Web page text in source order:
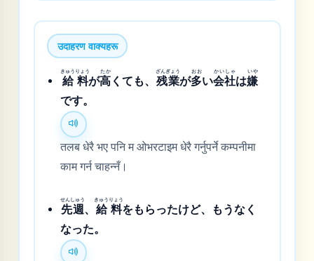
उदाहरण वाक्यहरू
給料
きゅうりょう
が高
たか
くても、 残業
ざんぎょう
が多
おお
い会社
かいしゃ
は嫌
いや
です。
तलब धेरै भए पनि म ओभरटाइम धेरै गर्नुपर्ने कम्पनीमा
काम गर्न चाहन्नँ।
先週
せんしゅう
、 給料
きゅうりょう
をもらったけど、もうなく
なった。